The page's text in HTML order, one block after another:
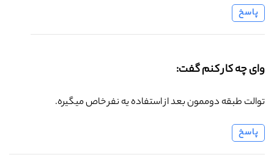
پاسخ
وای چه کار کنم گفت:
توالت طبقه دوممون بعد از استفاده یه نفر خاص میگیره.
پاسخ